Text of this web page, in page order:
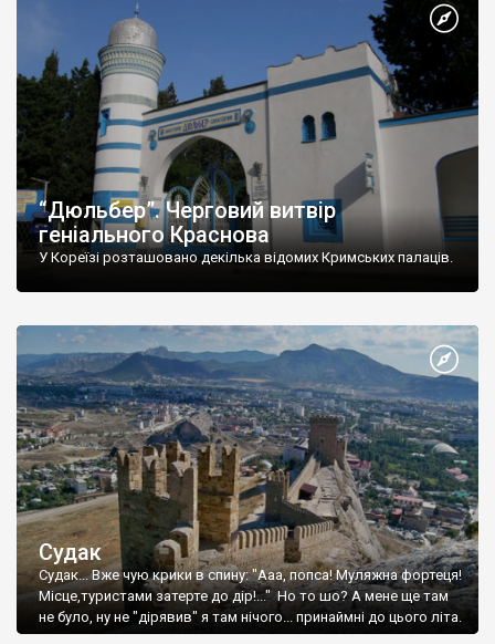
“Дюльбер”. Черговий витвір
геніального Краснова
У Кореїзі розташовано декілька відомих Кримських палаців.
Судак
Судак... Вже чую крики в спину: "Ааа, попса! Муляжна фортеця!
Місце,туристами затерте до дір!..." Но то шо? А мене ще там
не було, ну не "дірявив" я там нічого... принаймні до цього літа.